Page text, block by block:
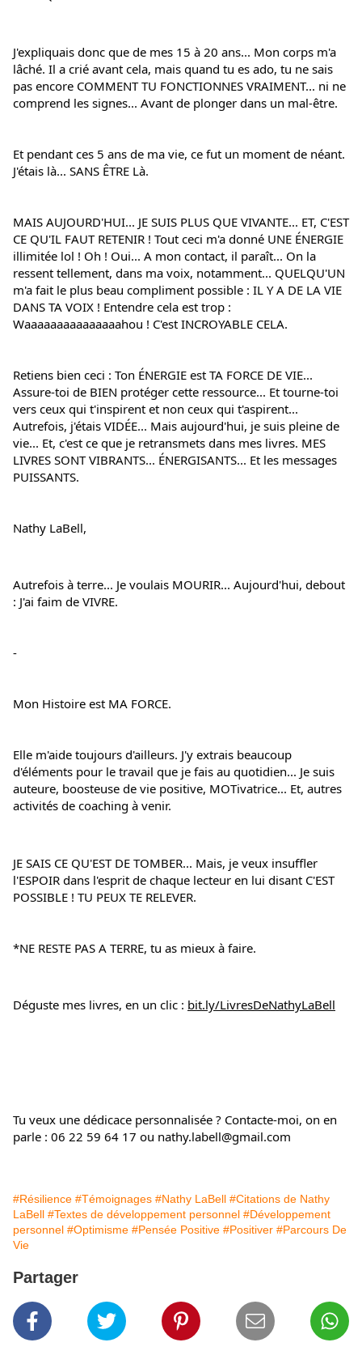
J'expliquais donc que de mes 15 à 20 ans... Mon corps m'a
lâché. Il a crié avant cela, mais quand tu es ado, tu ne sais
pas encore COMMENT TU FONCTIONNES VRAIMENT... ni ne
comprend les signes... Avant de plonger dans un mal-être.
Et pendant ces 5 ans de ma vie, ce fut un moment de néant.
J'étais là... SANS ÊTRE Là.
MAIS AUJOURD'HUI... JE SUIS PLUS QUE VIVANTE... ET, C'EST
CE QU'IL FAUT RETENIR ! Tout ceci m'a donné UNE ÉNERGIE
illimitée lol ! Oh ! Oui... A mon contact, il paraît... On la
ressent tellement, dans ma voix, notamment... QUELQU'UN
m'a fait le plus beau compliment possible : IL Y A DE LA VIE
DANS TA VOIX ! Entendre cela est trop :
Waaaaaaaaaaaaaaahou ! C'est INCROYABLE CELA.
Retiens bien ceci : Ton ÉNERGIE est TA FORCE DE VIE...
Assure-toi de BIEN protéger cette ressource... Et tourne-toi
vers ceux qui t'inspirent et non ceux qui t'aspirent...
Autrefois, j'étais VIDÉE... Mais aujourd'hui, je suis pleine de
vie... Et, c'est ce que je retransmets dans mes livres. MES
LIVRES SONT VIBRANTS... ÉNERGISANTS... Et les messages
PUISSANTS.
Nathy LaBell,
Autrefois à terre... Je voulais MOURIR... Aujourd'hui, debout
: J'ai faim de VIVRE.
-
Mon Histoire est MA FORCE.
Elle m'aide toujours d'ailleurs. J'y extrais beaucoup
d'éléments pour le travail que je fais au quotidien... Je suis
auteure, boosteuse de vie positive, MOTivatrice... Et, autres
activités de coaching à venir.
JE SAIS CE QU'EST DE TOMBER... Mais, je veux insuffler
l'ESPOIR dans l'esprit de chaque lecteur en lui disant C'EST
POSSIBLE ! TU PEUX TE RELEVER.
*NE RESTE PAS A TERRE, tu as mieux à faire.
Déguste mes livres, en un clic : bit.ly/LivresDeNathyLaBell
Tu veux une dédicace personnalisée ? Contacte-moi, on en
parle : 06 22 59 64 17 ou nathy.labell@gmail.com
#Résilience #Témoignages #Nathy LaBell #Citations de Nathy
LaBell #Textes de développement personnel #Développement
personnel #Optimisme #Pensée Positive #Positiver #Parcours De
Vie
Partager